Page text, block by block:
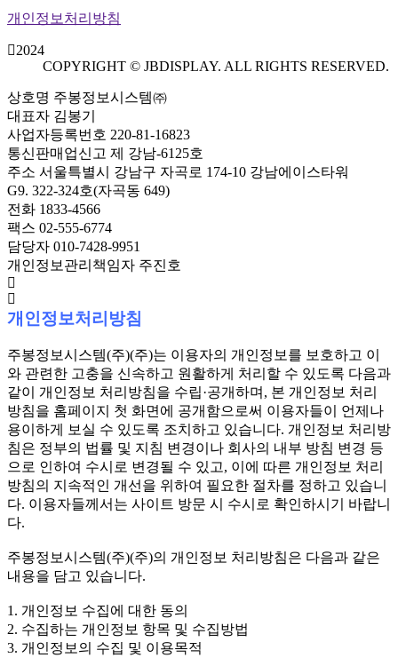
개인정보처리방침
2024
COPYRIGHT © JBDISPLAY. ALL RIGHTS RESERVED.
상호명 주봉정보시스템㈜
대표자 김봉기
사업자등록번호 220-81-16823
통신판매업신고 제 강남-6125호
주소 서울특별시 강남구 자곡로 174-10 강남에이스타워
G9. 322-324호(자곡동 649)
전화 1833-4566
팩스 02-555-6774
담당자 010-7428-9951
개인정보관리책임자 주진호
개인정보처리방침
주봉정보시스템(주)(주)는 이용자의 개인정보를 보호하고 이
와 관련한 고충을 신속하고 원활하게 처리할 수 있도록 다음과
같이 개인정보 처리방침을 수립·공개하며, 본 개인정보 처리
방침을 홈페이지 첫 화면에 공개함으로써 이용자들이 언제나
용이하게 보실 수 있도록 조치하고 있습니다. 개인정보 처리방
침은 정부의 법률 및 지침 변경이나 회사의 내부 방침 변경 등
으로 인하여 수시로 변경될 수 있고, 이에 따른 개인정보 처리
방침의 지속적인 개선을 위하여 필요한 절차를 정하고 있습니
다. 이용자들께서는 사이트 방문 시 수시로 확인하시기 바랍니
다.
주봉정보시스템(주)(주)의 개인정보 처리방침은 다음과 같은
내용을 담고 있습니다.
1. 개인정보 수집에 대한 동의
2. 수집하는 개인정보 항목 및 수집방법
3. 개인정보의 수집 및 이용목적